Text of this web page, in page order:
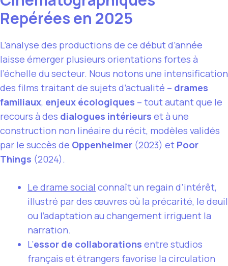
Repérées en 2025
L’analyse des productions de ce début d’année
laisse émerger plusieurs orientations fortes à
l’échelle du secteur. Nous notons une intensification
des films traitant de sujets d’actualité – drames
familiaux, enjeux écologiques – tout autant que le
recours à des dialogues intérieurs et à une
construction non linéaire du récit, modèles validés
par le succès de Oppenheimer (2023) et Poor
Things (2024).
Le drame social connaît un regain d’intérêt,
illustré par des œuvres où la précarité, le deuil
ou l’adaptation au changement irriguent la
narration.
L’essor de collaborations entre studios
français et étrangers favorise la circulation